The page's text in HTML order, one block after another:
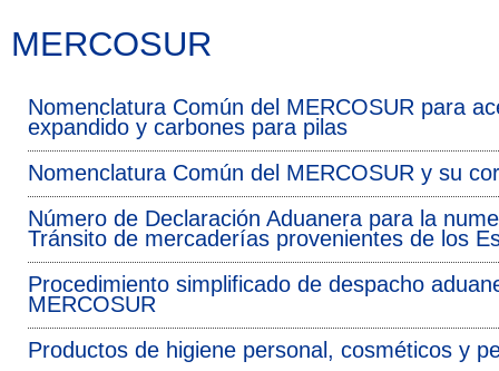
MERCOSUR
Nomenclatura Común del MERCOSUR para
expandido y carbones para pilas
Nomenclatura Común del MERCOSUR y su
Número de Declaración Aduanera para la
Tránsito de mercaderías provenientes de los
Procedimiento simplificado de despacho
MERCOSUR
Productos de higiene personal, cosméticos y